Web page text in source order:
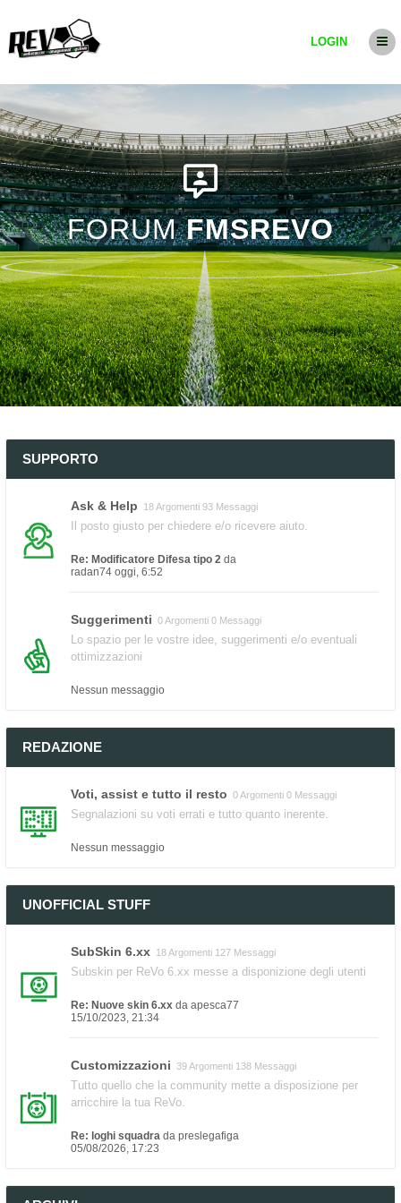
LOGIN
SUPPORTO
Ask & Help 18 Argomenti 93 Messaggi
Il posto giusto per chiedere e/o ricevere aiuto.
Re: Modificatore Difesa tipo 2 da
radan74 oggi, 6:52
Suggerimenti 0 Argomenti 0 Messaggi
Lo spazio per le vostre idee, suggerimenti e/o eventuali
ottimizzazioni
Nessun messaggio
REDAZIONE
Voti, assist e tutto il resto 0 Argomenti 0 Messaggi
Segnalazioni su voti errati e tutto quanto inerente.
Nessun messaggio
UNOFFICIAL STUFF
SubSkin 6.xx 18 Argomenti 127 Messaggi
Subskin per ReVo 6.xx messe a disponizione degli utenti
Re: Nuove skin 6.xx da apesca77
15/10/2023, 21:34
Customizzazioni 39 Argomenti 138 Messaggi
Tutto quello che la community mette a disposizione per
arricchire la tua ReVo.
Re: loghi squadra da preslegafiga
05/08/2026, 17:23